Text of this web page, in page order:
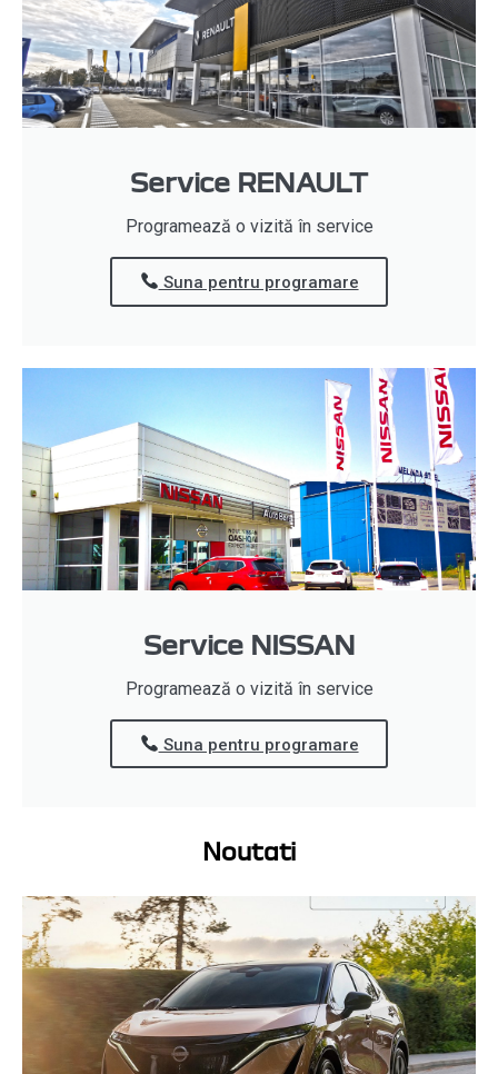
Service RENAULT
Programează o vizită în service
Suna pentru programare
Service NISSAN
Programează o vizită în service
Suna pentru programare
Noutati